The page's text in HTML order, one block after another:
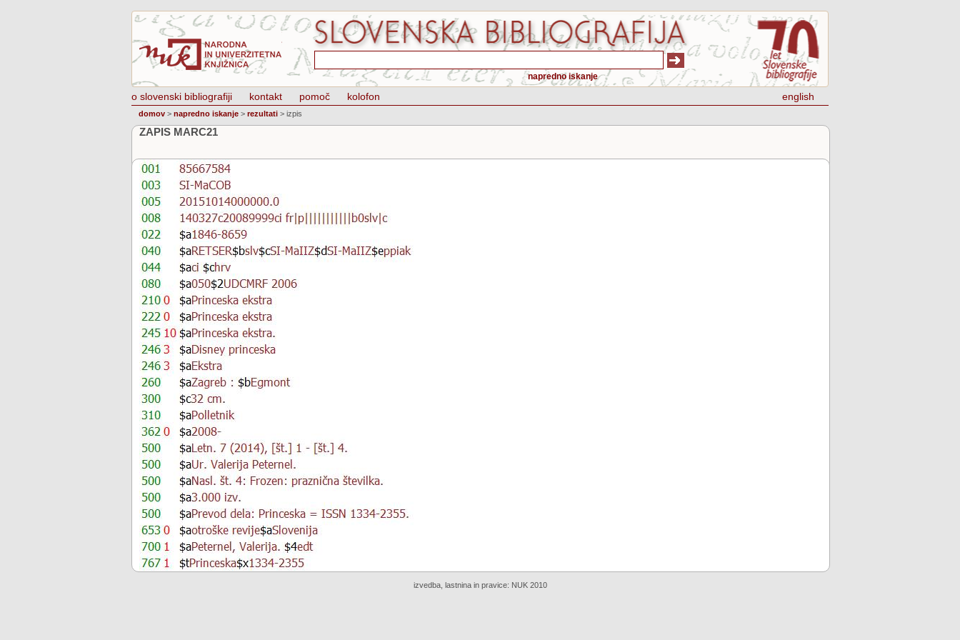
napredno iskanje
o slovenski bibliografiji kontakt pomoč kolofon english
domov > napredno iskanje > rezultati > izpis
ZAPIS MARC21
izvedba, lastnina in pravice: NUK 2010